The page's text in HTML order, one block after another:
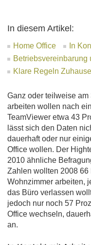
In diesem Artikel:
Home Office
In
Betriebsvereinbarung
Klare Regeln Zuhause
Ganz oder teilweise
arbeiten wollen nach
TeamViewer etwa 43
lässt sich den Daten
dauerhaft oder nur
Office wollen. Der
2010 ähnliche
Zahlen wollten 2008 66
Wohnzimmer arbeiten,
das Büro verlassen
jedoch nur noch 57
Office wechseln,
an.